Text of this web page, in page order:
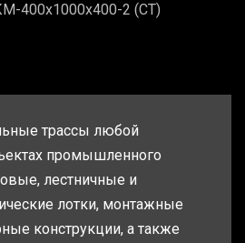
400х1000х400-2 (СТ)
трассы любой
промышленного
лестничные и
лотки, монтажные
конструкции, а также